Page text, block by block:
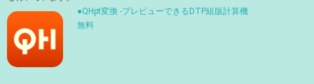
●QHpt変換 -プレビューできるDTP組版計算機
無料